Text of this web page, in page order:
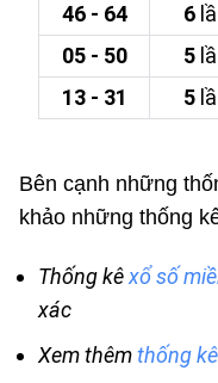
46 - 64
6
05 - 50
5
13 - 31
5
Bên cạnh những
khảo những thống
Thống kêxổ số
xác
Xem thêmthống